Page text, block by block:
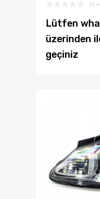
(0
Lütfen
üzerinden
geçiniz